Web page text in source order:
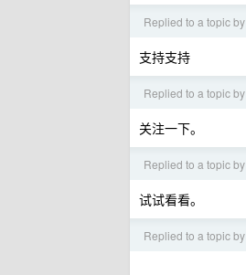
Replied to a topic by
支持支持
Replied to a topic by
关注一下。
Replied to a topic by
试试看看。
Replied to a topic by